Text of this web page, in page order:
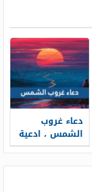
دعاء غروب
الشمس ، ادعية
الغروب الصحيحة